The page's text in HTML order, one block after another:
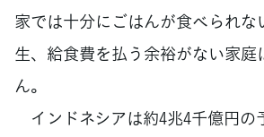
家では十分にごはんが食べられな
生、給食費を払う余裕がない家庭
ん。
インドネシアは約4兆4千億円の